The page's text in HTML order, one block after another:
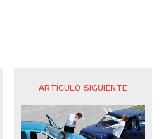
ARTÍCULO SIGUIENTE